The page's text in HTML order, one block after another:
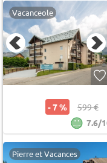
Vacanceole
- 7 % 599 €
7.6/
Pierre et Vacances